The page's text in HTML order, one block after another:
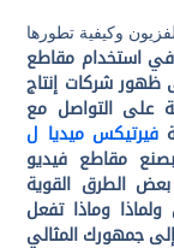
وكيفية تطورها
في استخدام مقاطع
ظهور شركات إنتاج
على التواصل مع
فيرتيكس ميديا ل
مقاطع فيديو
الطرق القوية
وماذا تفعل